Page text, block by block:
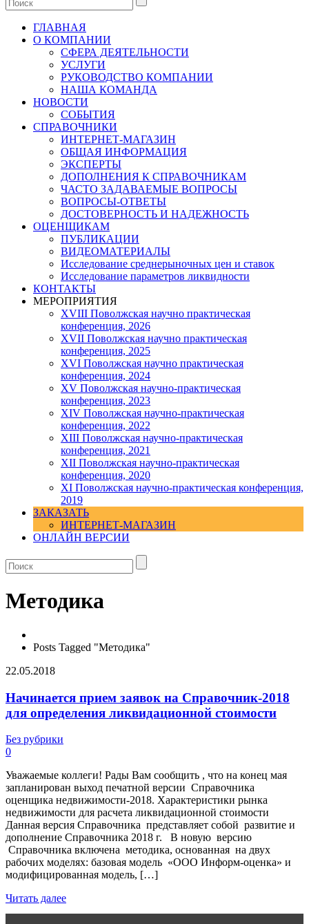
ГЛАВНАЯ
О КОМПАНИИ
СФЕРА ДЕЯТЕЛЬНОСТИ
УСЛУГИ
РУКОВОДСТВО КОМПАНИИ
НАША КОМАНДА
НОВОСТИ
СОБЫТИЯ
СПРАВОЧНИКИ
ИНТЕРНЕТ-МАГАЗИН
ОБЩАЯ ИНФОРМАЦИЯ
ЭКСПЕРТЫ
ДОПОЛНЕНИЯ К СПРАВОЧНИКАМ
ЧАСТО ЗАДАВАЕМЫЕ ВОПРОСЫ
ВОПРОСЫ-ОТВЕТЫ
ДОСТОВЕРНОСТЬ И НАДЕЖНОСТЬ
ОЦЕНЩИКАМ
ПУБЛИКАЦИИ
ВИДЕОМАТЕРИАЛЫ
Исследование среднерыночных цен и ставок
Исследование параметров ликвидности
КОНТАКТЫ
МЕРОПРИЯТИЯ
XVIII Поволжская научно практическая
конференция, 2026
XVII Поволжская научно практическая
конференция, 2025
XVI Поволжская научно практическая
конференция, 2024
ХV Поволжская научно-практическая
конференция, 2023
ХIV Поволжская научно-практическая
конференция, 2022
ХIII Поволжская научно-практическая
конференция, 2021
ХII Поволжская научно-практическая
конференция, 2020
XI Поволжская научно-практическая конференция,
2019
ЗАКАЗАТЬ
ИНТЕРНЕТ-МАГАЗИН
ОНЛАЙН ВЕРСИИ
Методика
Posts Tagged "Методика"
22.05.2018
Начинается прием заявок на Справочник-2018
для определения ликвидационной стоимости
Без рубрики
0
Уважаемые коллеги! Рады Вам сообщить , что на конец мая
запланирован выход печатной версии Справочника
оценщика недвижимости-2018. Характеристики рынка
недвижимости для расчета ликвидационной стоимости
Данная версия Справочника представляет собой развитие и
дополнение Справочника 2018 г. В новую версию
Справочника включена методика, основанная на двух
рабочих моделях: базовая модель «ООО Информ-оценка» и
модифицированная модель, […]
Читать далее